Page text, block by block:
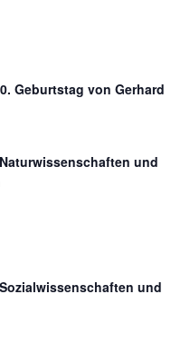
Geburtstag von Gerhard
und
und